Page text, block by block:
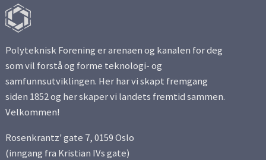
Polyteknisk Forening er arenaen og kanalen for deg
som vil forstå og forme teknologi- og
samfunnsutviklingen. Her har vi skapt fremgang
siden 1852 og her skaper vi landets fremtid sammen.
Velkommen!
Rosenkrantz' gate 7, 0159 Oslo
(inngang fra Kristian IVs gate)